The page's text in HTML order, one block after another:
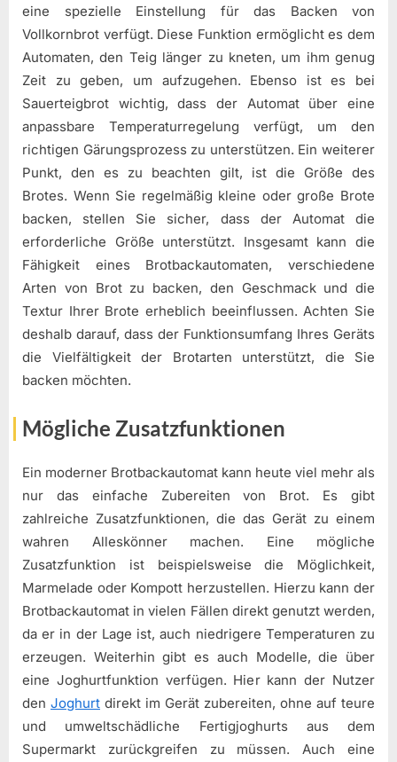
eine spezielle Einstellung für das Backen von
Vollkornbrot verfügt. Diese Funktion ermöglicht es dem
Automaten, den Teig länger zu kneten, um ihm genug
Zeit zu geben, um aufzugehen. Ebenso ist es bei
Sauerteigbrot wichtig, dass der Automat über eine
anpassbare Temperaturregelung verfügt, um den
richtigen Gärungsprozess zu unterstützen. Ein weiterer
Punkt, den es zu beachten gilt, ist die Größe des
Brotes. Wenn Sie regelmäßig kleine oder große Brote
backen, stellen Sie sicher, dass der Automat die
erforderliche Größe unterstützt. Insgesamt kann die
Fähigkeit eines Brotbackautomaten, verschiedene
Arten von Brot zu backen, den Geschmack und die
Textur Ihrer Brote erheblich beeinflussen. Achten Sie
deshalb darauf, dass der Funktionsumfang Ihres Geräts
die Vielfältigkeit der Brotarten unterstützt, die Sie
backen möchten.
Mögliche Zusatzfunktionen
Ein moderner Brotbackautomat kann heute viel mehr als
nur das einfache Zubereiten von Brot. Es gibt
zahlreiche Zusatzfunktionen, die das Gerät zu einem
wahren Alleskönner machen. Eine mögliche
Zusatzfunktion ist beispielsweise die Möglichkeit,
Marmelade oder Kompott herzustellen. Hierzu kann der
Brotbackautomat in vielen Fällen direkt genutzt werden,
da er in der Lage ist, auch niedrigere Temperaturen zu
erzeugen. Weiterhin gibt es auch Modelle, die über
eine Joghurtfunktion verfügen. Hier kann der Nutzer
den Joghurt direkt im Gerät zubereiten, ohne auf teure
und umweltschädliche Fertigjoghurts aus dem
Supermarkt zurückgreifen zu müssen. Auch eine